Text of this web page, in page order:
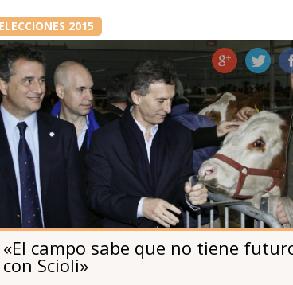
ELECCIONES 2015
«El campo sabe que no tiene
con Scioli»